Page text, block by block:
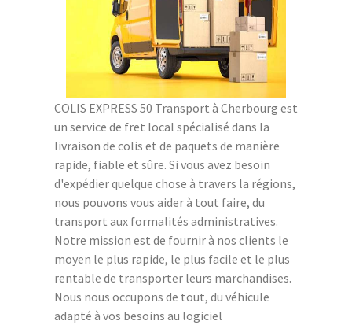
COLIS EXPRESS 50 Transport à Cherbourg est
un service de fret local spécialisé dans la
livraison de colis et de paquets de manière
rapide, fiable et sûre. Si vous avez besoin
d'expédier quelque chose à travers la régions,
nous pouvons vous aider à tout faire, du
transport aux formalités administratives.
Notre mission est de fournir à nos clients le
moyen le plus rapide, le plus facile et le plus
rentable de transporter leurs marchandises.
Nous nous occupons de tout, du véhicule
adapté à vos besoins au logiciel